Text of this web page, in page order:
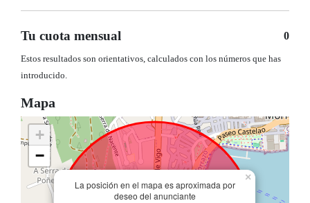
Tu cuota mensual 0
Estos resultados son orientativos, calculados con los números que has
introducido.
Mapa
La posición en el mapa es aproximada por
deseo del anunciante
×
+
−